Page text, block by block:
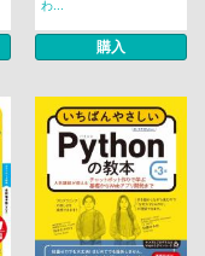
わ...
購入